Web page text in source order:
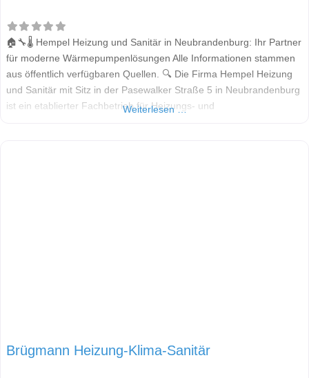
🏠🔧🌡️ Hempel Heizung und Sanitär in Neubrandenburg: Ihr Partner
für moderne Wärmepumpenlösungen Alle Informationen stammen
aus öffentlich verfügbaren Quellen. 🔍 Die Firma Hempel Heizung
und Sanitär mit Sitz in der Pasewalker Straße 5 in Neubrandenburg
ist ein etablierter Fachbetrieb für Heizungs- und
Weiterlesen …
Brügmann Heizung-Klima-Sanitär